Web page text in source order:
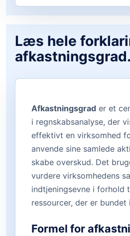
Læs hele
afkastningsgrad.
Afkastningsgrad er et
i regnskabsanalyse, der
effektivt en virksomhed
anvende sine samlede
skabe overskud. Det
vurdere virksomhedens
indtjeningsevne i forhold
ressourcer, der er bundet
Formel for